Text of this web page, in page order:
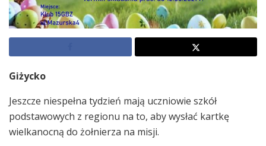
Giżycko
Jeszcze niespełna tydzień mają uczniowie szkół
podstawowych z regionu na to, aby wysłać kartkę
wielkanocną do żołnierza na misji.